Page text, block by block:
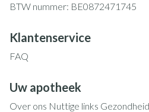
BTW nummer: BE0872471745
Klantenservice
FAQ
Uw apotheek
Over ons Nuttige links